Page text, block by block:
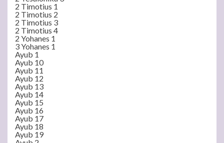
2 Timotius 1
2 Timotius 2
2 Timotius 3
2 Timotius 4
2 Yohanes 1
3 Yohanes 1
Ayub 1
Ayub 10
Ayub 11
Ayub 12
Ayub 13
Ayub 14
Ayub 15
Ayub 16
Ayub 17
Ayub 18
Ayub 19